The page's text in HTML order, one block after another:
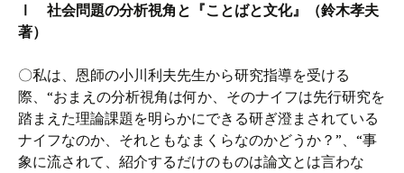
Ⅰ 社会問題の分析視角と『ことばと文化』（鈴木孝夫
著）
〇私は、恩師の小川利夫先生から研究指導を受ける
際、“おまえの分析視角は何か、そのナイフは先行研究を
踏まえた理論課題を明らかにできる研ぎ澄まされている
ナイフなのか、それともなまくらなのかどうか？”、“事
象に流されて、紹介するだけのものは論文とは言わな